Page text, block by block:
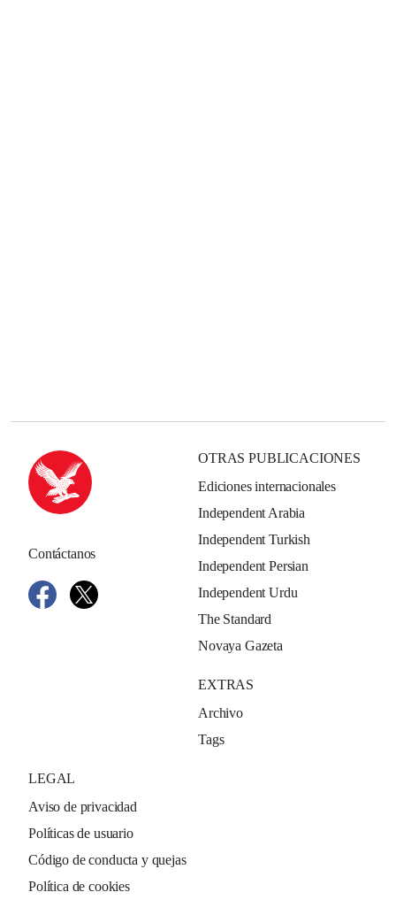
Contáctanos
OTRAS PUBLICACIONES
Ediciones internacionales
Independent Arabia
Independent Turkish
Independent Persian
Independent Urdu
The Standard
Novaya Gazeta
EXTRAS
Archivo
Tags
LEGAL
Aviso de privacidad
Políticas de usuario
Código de conducta y quejas
Política de cookies